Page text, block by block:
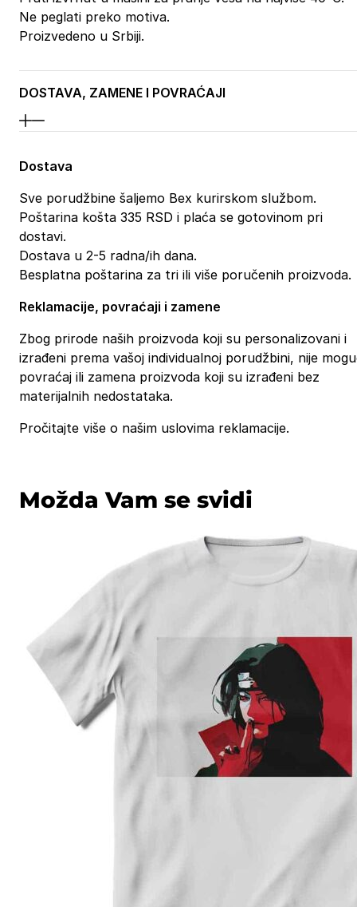
Ne peglati preko motiva.
Proizvedeno u Srbiji.
DOSTAVA, ZAMENE I POVRAĆAJI
Dostava
Sve porudžbine šaljemo Bex kurirskom službom.
Poštarina košta 335 RSD i plaća se gotovinom pri
dostavi.
Dostava u 2-5 radna/ih dana.
Besplatna poštarina za tri ili više poručenih proizvoda.
Reklamacije, povraćaji i zamene
Zbog prirode naših proizvoda koji su personalizovani i
izrađeni prema vašoj individualnoj porudžbini, nije
povraćaj ili zamena proizvoda koji su izrađeni bez
materijalnih nedostataka.
Pročitajte više o našim uslovima reklamacije.
Možda Vam se svidi